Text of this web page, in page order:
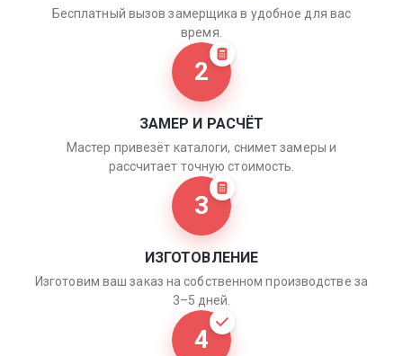
Бесплатный вызов замерщика в удобное для вас
время.
2
ЗАМЕР И РАСЧЁТ
Мастер привезёт каталоги, снимет замеры и
рассчитает точную стоимость.
3
ИЗГОТОВЛЕНИЕ
Изготовим ваш заказ на собственном производстве за
3–5 дней.
4